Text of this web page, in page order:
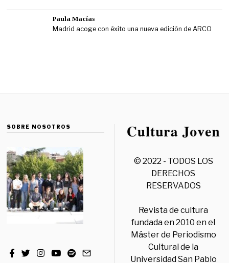
Paula Macías
Madrid acoge con éxito una nueva edición de ARCO
SOBRE NOSOTROS
© 2022 - TODOS LOS
DERECHOS
RESERVADOS
Revista de cultura
fundada en 2010 en el
Máster de Periodismo
Cultural de la
Universidad San Pablo